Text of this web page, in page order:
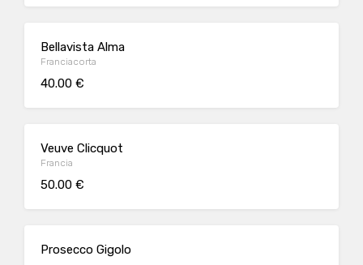
Bellavista Alma
Franciacorta
40.00 €
Veuve Clicquot
Francia
50.00 €
Prosecco Gigolo